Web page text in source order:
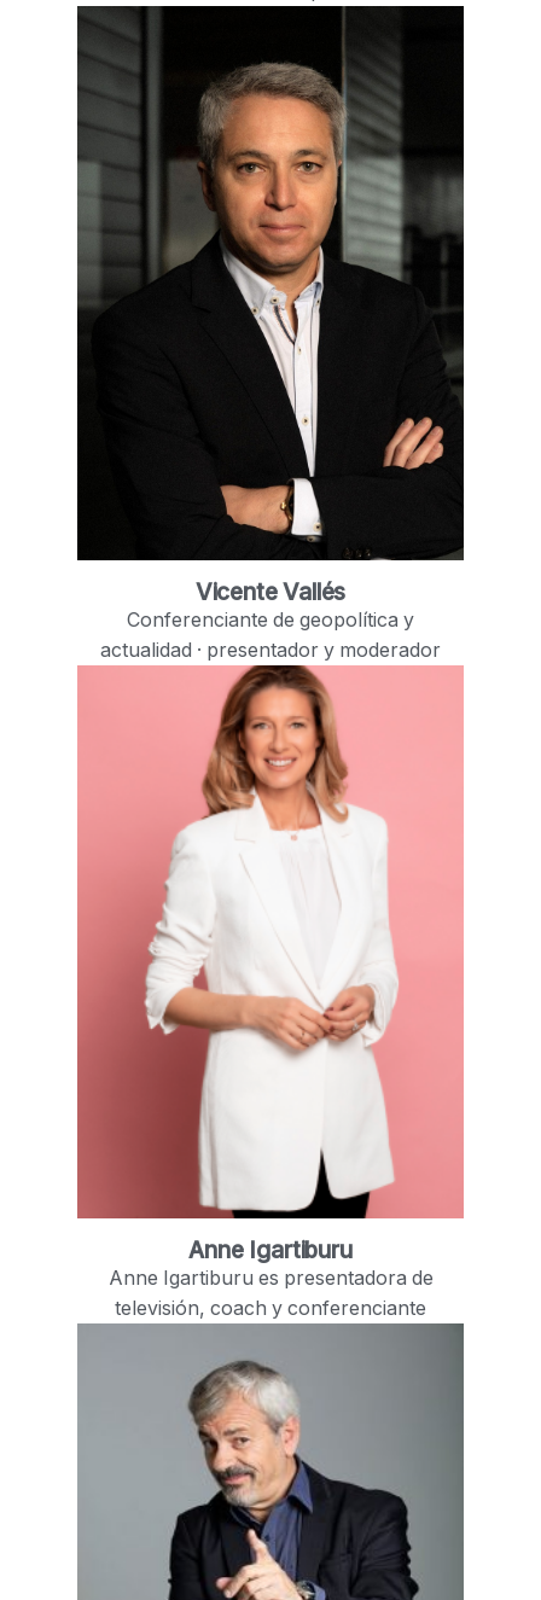
Vicente Vallés
Conferenciante de geopolítica y
actualidad · presentador y moderador
Anne Igartiburu
Anne Igartiburu es presentadora de
televisión, coach y conferenciante